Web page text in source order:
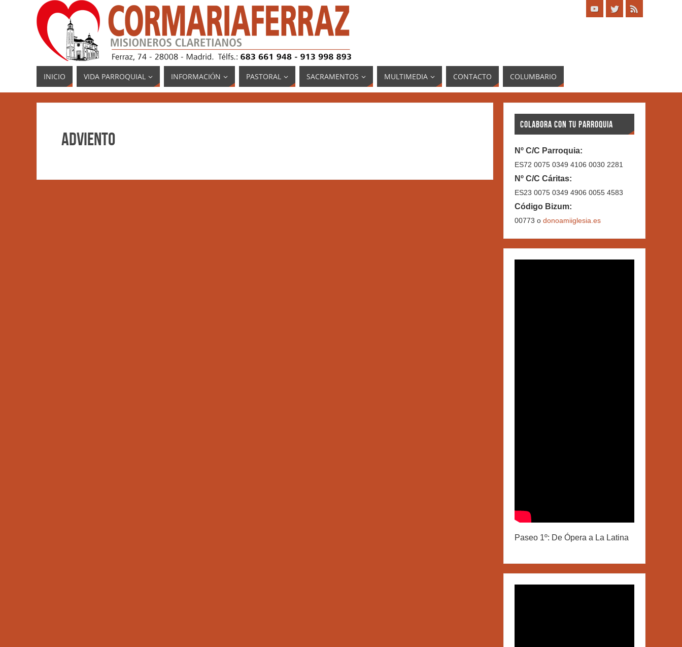
INICIO VIDA PARROQUIAL INFORMACIÓN PASTORAL SACRAMENTOS MULTIMEDIA CONTACTO COLUMBARIO
Adviento
COLABORA CON TU PARROQUIA
Nº C/C Parroquia:
ES72 0075 0349 4106 0030 2281
Nº C/C Cáritas:
ES23 0075 0349 4906 0055 4583
Código Bizum:
00773 o donoamiiglesia.es
Paseo 1º: De Ópera a La Latina